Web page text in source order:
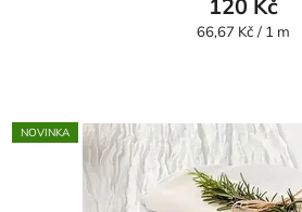
120 Kč
Měrná
66,67 Kč / 1 m
NOVINKA